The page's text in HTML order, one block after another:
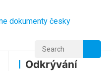
Odkrývání
Odkrývání